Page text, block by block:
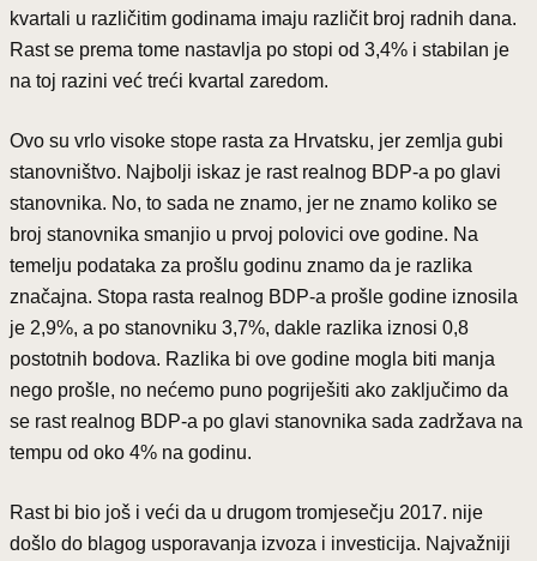
kvartali u različitim godinama imaju različit broj radnih dana.
Rast se prema tome nastavlja po stopi od 3,4% i stabilan je
na toj razini već treći kvartal zaredom.
Ovo su vrlo visoke stope rasta za Hrvatsku, jer zemlja gubi
stanovništvo. Najbolji iskaz je rast realnog BDP-a po glavi
stanovnika. No, to sada ne znamo, jer ne znamo koliko se
broj stanovnika smanjio u prvoj polovici ove godine. Na
temelju podataka za prošlu godinu znamo da je razlika
značajna. Stopa rasta realnog BDP-a prošle godine iznosila
je 2,9%, a po stanovniku 3,7%, dakle razlika iznosi 0,8
postotnih bodova. Razlika bi ove godine mogla biti manja
nego prošle, no nećemo puno pogriješiti ako zaključimo da
se rast realnog BDP-a po glavi stanovnika sada zadržava na
tempu od oko 4% na godinu.
Rast bi bio još i veći da u drugom tromjesečju 2017. nije
došlo do blagog usporavanja izvoza i investicija. Najvažniji